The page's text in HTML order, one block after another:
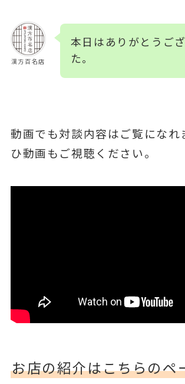
漢方百名店
本日はありがとうご
た。
動画でも対談内容はご覧になれ
ひ動画もご視聴ください。
お店の紹介はこちらのペ